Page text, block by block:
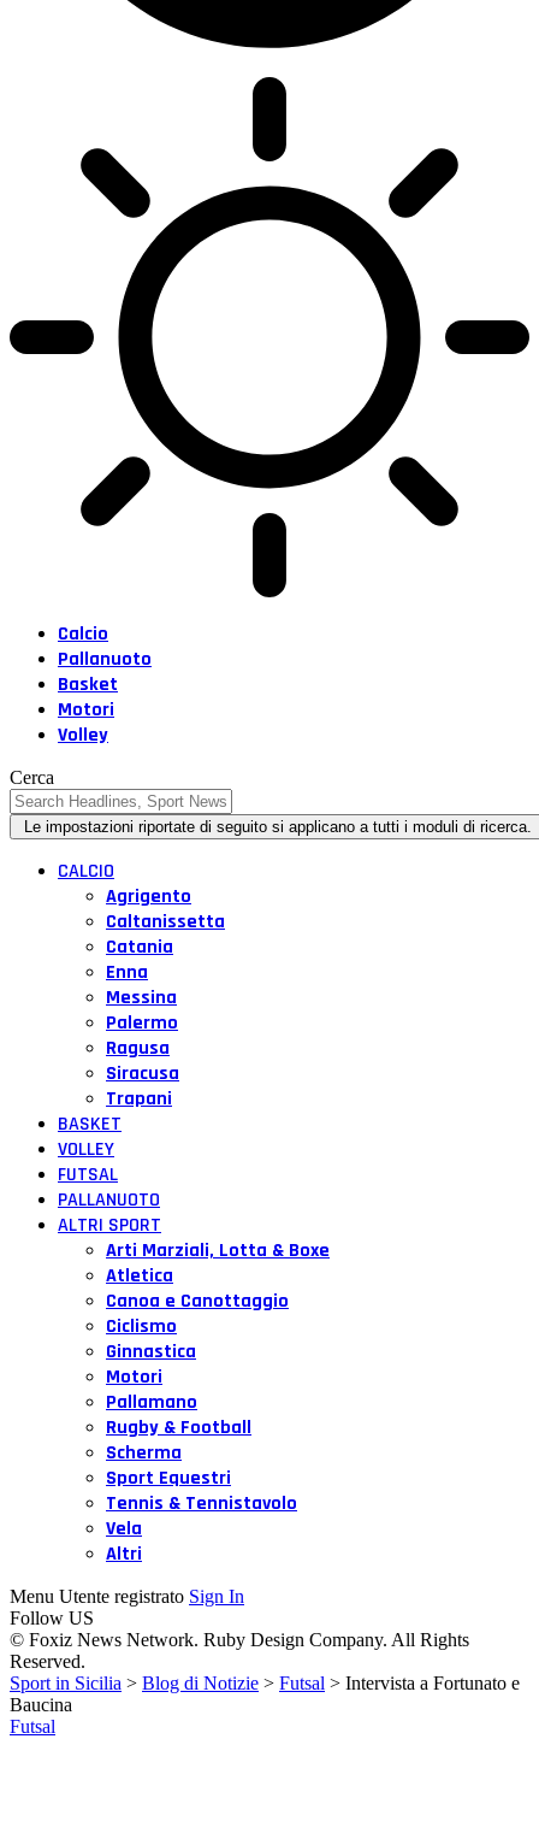
Calcio
Pallanuoto
Basket
Motori
Volley
Cerca
CALCIO
Agrigento
Caltanissetta
Catania
Enna
Messina
Palermo
Ragusa
Siracusa
Trapani
BASKET
VOLLEY
FUTSAL
PALLANUOTO
ALTRI SPORT
Arti Marziali, Lotta & Boxe
Atletica
Canoa e Canottaggio
Ciclismo
Ginnastica
Motori
Pallamano
Rugby & Football
Scherma
Sport Equestri
Tennis & Tennistavolo
Vela
Altri
Menu Utente registrato Sign In
Follow US
© Foxiz News Network. Ruby Design Company. All Rights
Reserved.
Sport in Sicilia > Blog di Notizie > Futsal > Intervista a Fortunato e
Baucina
Futsal